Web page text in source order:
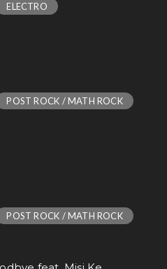
ELECTRO
POST ROCK / MATH ROCK
POST ROCK / MATH ROCK